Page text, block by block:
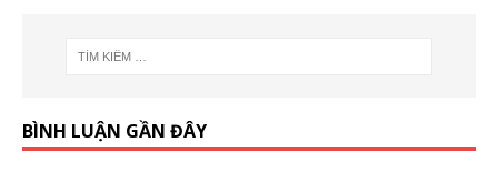
BÌNH LUẬN GẦN ĐÂY